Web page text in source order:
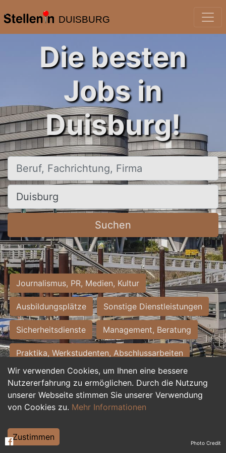
DUISBURG
Wir verwenden Cookies, um Ihnen eine bessere
Nutzererfahrung zu ermöglichen. Durch die Nutzung
unserer Webseite stimmen Sie unserer Verwendung
von Cookies zu. Mehr Informationen
Zustimmen
Die besten
Jobs in
Duisburg!
Beruf, Fachrichtung, Firma
Ort, Stadt
Suchen
Journalismus, PR, Medien, Kultur
Ausbildungsplätze Sonstige Dienstleistungen
Sicherheitsdienste Management, Beratung
Praktika, Werkstudenten, Abschlussarbeiten
Personalwesen Assistenz, Sekretariat
Hilfskräfte, Aushilfs- und Nebenjobs
Weiterbildung, Studium, duale Ausbildung Photo Credit